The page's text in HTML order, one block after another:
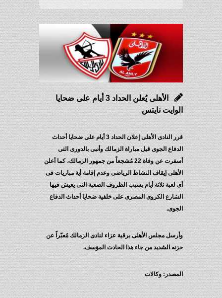
الأهلى يُعلن الحداد 3 أيام على ضحايا
الوايت نايتس
قرر النادى الأهلى إعلان الحداد 3 أيام على ضحايا أحداث
الدفاع الجوى قبل مباراة الزمالك وأنبى بالدورى التى
أسفرت عن وفاة 22 مُشجعاً من جمهور الزمالك، كما أعلن
الأهلى إيقاف النشاط الرياضى وعدم إقامة أية مباريات فى
أى لعبة ثلاثة أيام بسبب الظروف الصعبة التى يعيش فيها
الشارع الكروى المصرى على خلفية ضحايا أحداث الدفاع
الجوى.
وأرسل مجلس الأهلى برقية عزاء لنادى الزمالك مُعبّراً عن
حزنه الشديد من جاء هذا الحادث المؤسف.
المصدر: وكالات